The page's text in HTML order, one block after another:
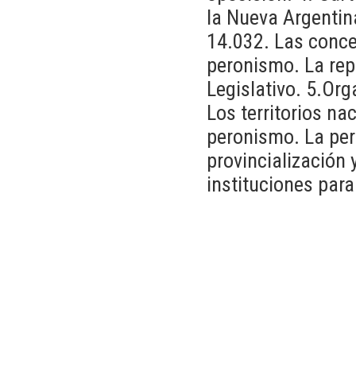
la Nueva
14.032. Las
peronismo. La
Legislativo.
Los territorios
peronismo. La
provincialización
instituciones